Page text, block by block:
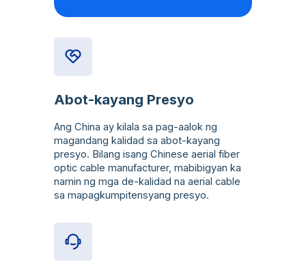
Abot-kayang Presyo
Ang China ay kilala sa pag-aalok ng
magandang kalidad sa abot-kayang
presyo. Bilang isang Chinese aerial fiber
optic cable manufacturer, mabibigyan ka
namin ng mga de-kalidad na aerial cable
sa mapagkumpitensyang presyo.